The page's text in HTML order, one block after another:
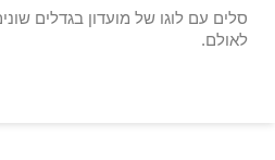
סלים עם לוגו של מועדון בגדלים
לאולם.